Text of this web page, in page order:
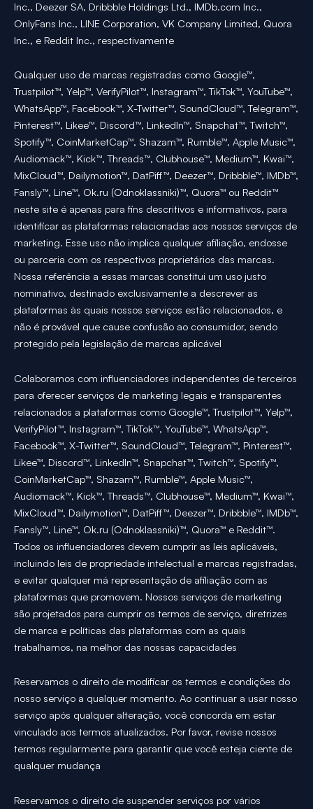
Inc., Deezer SA, Dribbble Holdings Ltd., IMDb.com Inc.,
OnlyFans Inc., LINE Corporation, VK Company Limited, Quora
Inc., e Reddit Inc., respectivamente
Qualquer uso de marcas registradas como Google™,
Trustpilot™, Yelp™, VerifyPilot™, Instagram™, TikTok™, YouTube™,
WhatsApp™, Facebook™, X-Twitter™, SoundCloud™, Telegram™,
Pinterest™, Likee™, Discord™, LinkedIn™, Snapchat™, Twitch™,
Spotify™, CoinMarketCap™, Shazam™, Rumble™, Apple Music™,
Audiomack™, Kick™, Threads™, Clubhouse™, Medium™, Kwai™,
MixCloud™, Dailymotion™, DatPiff™, Deezer™, Dribbble™, IMDb™,
Fansly™, Line™, Ok.ru (Odnoklassniki)™, Quora™ ou Reddit™
neste site é apenas para fins descritivos e informativos, para
identificar as plataformas relacionadas aos nossos serviços de
marketing. Esse uso não implica qualquer afiliação, endosse
ou parceria com os respectivos proprietários das marcas.
Nossa referência a essas marcas constitui um uso justo
nominativo, destinado exclusivamente a descrever as
plataformas às quais nossos serviços estão relacionados, e
não é provável que cause confusão ao consumidor, sendo
protegido pela legislação de marcas aplicável
Colaboramos com influenciadores independentes de terceiros
para oferecer serviços de marketing legais e transparentes
relacionados a plataformas como Google™, Trustpilot™, Yelp™,
VerifyPilot™, Instagram™, TikTok™, YouTube™, WhatsApp™,
Facebook™, X-Twitter™, SoundCloud™, Telegram™, Pinterest™,
Likee™, Discord™, LinkedIn™, Snapchat™, Twitch™, Spotify™,
CoinMarketCap™, Shazam™, Rumble™, Apple Music™,
Audiomack™, Kick™, Threads™, Clubhouse™, Medium™, Kwai™,
MixCloud™, Dailymotion™, DatPiff™, Deezer™, Dribbble™, IMDb™,
Fansly™, Line™, Ok.ru (Odnoklassniki)™, Quora™ e Reddit™.
Todos os influenciadores devem cumprir as leis aplicáveis,
incluindo leis de propriedade intelectual e marcas registradas,
e evitar qualquer má representação de afiliação com as
plataformas que promovem. Nossos serviços de marketing
são projetados para cumprir os termos de serviço, diretrizes
de marca e políticas das plataformas com as quais
trabalhamos, na melhor das nossas capacidades
Reservamos o direito de modificar os termos e condições do
nosso serviço a qualquer momento. Ao continuar a usar nosso
serviço após qualquer alteração, você concorda em estar
vinculado aos termos atualizados. Por favor, revise nossos
termos regularmente para garantir que você esteja ciente de
qualquer mudança
Reservamos o direito de suspender serviços por vários